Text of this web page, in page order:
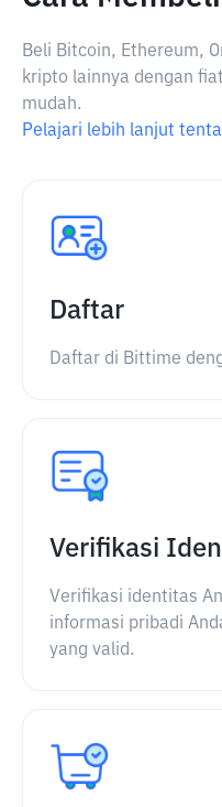
Beli Bitcoin, Ethereum,
kripto lainnya dengan
mudah.
Pelajari lebih lanjut
Daftar
Daftar di Bittime
Verifikasi
Verifikasi identitas
informasi pribadi
yang valid.